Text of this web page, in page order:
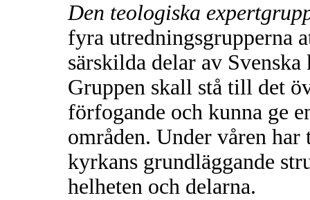
Den teologiska
fyra utredningsgrupperna
särskilda delar av
Gruppen skall stå till det
förfogande och kunna ge
områden. Under våren
kyrkans grundläggande
helheten och delarna.